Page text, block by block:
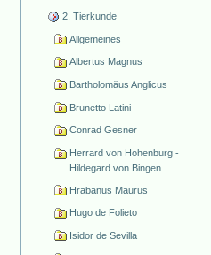
2. Tierkunde
Allgemeines
Albertus Magnus
Bartholomäus Anglicus
Brunetto Latini
Conrad Gesner
Herrard von Hohenburg -
Hildegard von Bingen
Hrabanus Maurus
Hugo de Folieto
Isidor de Sevilla